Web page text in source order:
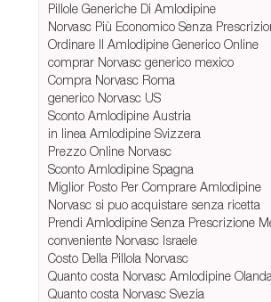
Pillole Generiche Di Amlodipine
Norvasc Più Economico Senza
Ordinare Il Amlodipine Generico Online
comprar Norvasc generico mexico
Compra Norvasc Roma
generico Norvasc US
Sconto Amlodipine Austria
in linea Amlodipine Svizzera
Prezzo Online Norvasc
Sconto Amlodipine Spagna
Miglior Posto Per Comprare Amlodipine
Norvasc si puo acquistare senza ricetta
Prendi Amlodipine Senza Prescrizione
conveniente Norvasc Israele
Costo Della Pillola Norvasc
Quanto costa Norvasc Amlodipine Olanda
Quanto costa Norvasc Svezia